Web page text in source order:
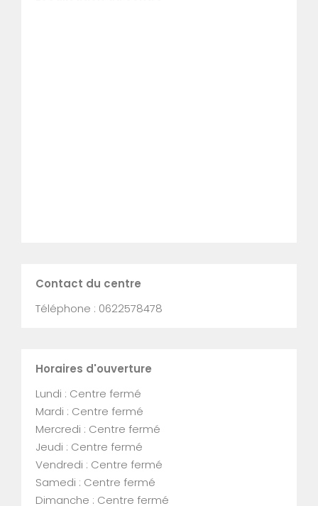
Contact du centre
Téléphone : 0622578478
Horaires d'ouverture
Lundi : Centre fermé
Mardi : Centre fermé
Mercredi : Centre fermé
Jeudi : Centre fermé
Vendredi : Centre fermé
Samedi : Centre fermé
Dimanche : Centre fermé